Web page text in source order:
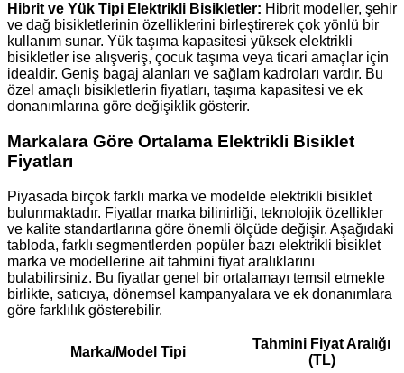
Hibrit ve Yük Tipi Elektrikli Bisikletler: Hibrit modeller, şehir
ve dağ bisikletlerinin özelliklerini birleştirerek çok yönlü bir
kullanım sunar. Yük taşıma kapasitesi yüksek elektrikli
bisikletler ise alışveriş, çocuk taşıma veya ticari amaçlar için
idealdir. Geniş bagaj alanları ve sağlam kadroları vardır. Bu
özel amaçlı bisikletlerin fiyatları, taşıma kapasitesi ve ek
donanımlarına göre değişiklik gösterir.
Markalara Göre Ortalama Elektrikli Bisiklet
Fiyatları
Piyasada birçok farklı marka ve modelde elektrikli bisiklet
bulunmaktadır. Fiyatlar marka bilinirliği, teknolojik özellikler
ve kalite standartlarına göre önemli ölçüde değişir. Aşağıdaki
tabloda, farklı segmentlerden popüler bazı elektrikli bisiklet
marka ve modellerine ait tahmini fiyat aralıklarını
bulabilirsiniz. Bu fiyatlar genel bir ortalamayı temsil etmekle
birlikte, satıcıya, dönemsel kampanyalara ve ek donanımlara
göre farklılık gösterebilir.
Marka/Model Tipi
Tahmini Fiyat Aralığı
(TL)